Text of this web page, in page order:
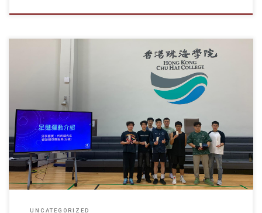
學生事務處體育組於2025年11月27日成功舉辦了足毽體驗班 […]
UNCATEGORIZED